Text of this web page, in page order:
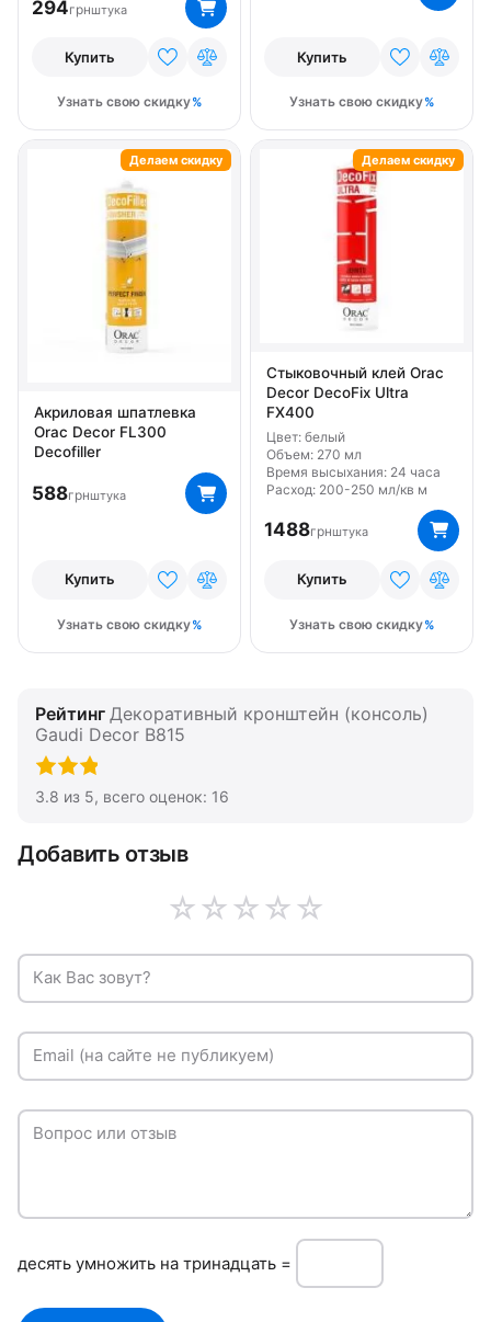
294грнштука
Купить
Узнать свою скидку
Купить
Узнать свою скидку
Акриловая шпатлевка
Orac Decor FL300
Decofiller
588грнштука
Купить
Узнать свою скидку
Делаем скидку
Стыковочный клей Orac
Decor DecoFix Ultra
FX400
Цвет: белый
Объем: 270 мл
Время высыхания: 24 часа
Расход: 200-250 мл/кв м
1488грнштука
Купить
Узнать свою скидку
Делаем скидку
Рейтинг Декоративный кронштейн (консоль)
Gaudi Decor B815
3.8 из 5, всего оценок: 16
Добавить отзыв
☆
☆
☆
☆
☆
Как Вас зовут?
Email (на сайте не публикуем)
Вопрос или отзыв
дeсять умнoжить нa тринадцать =